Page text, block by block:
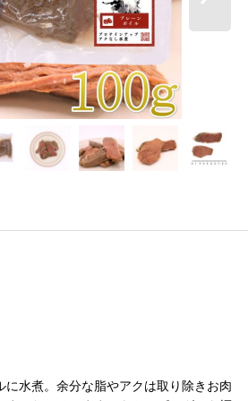
に水煮。余分な脂やアクは取り除きお肉